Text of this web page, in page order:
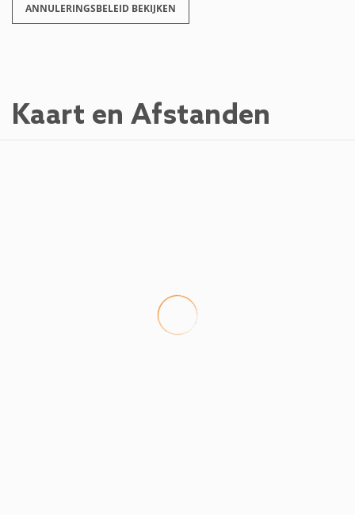
ANNULERINGSBELEID BEKIJKEN
Kaart en Afstanden